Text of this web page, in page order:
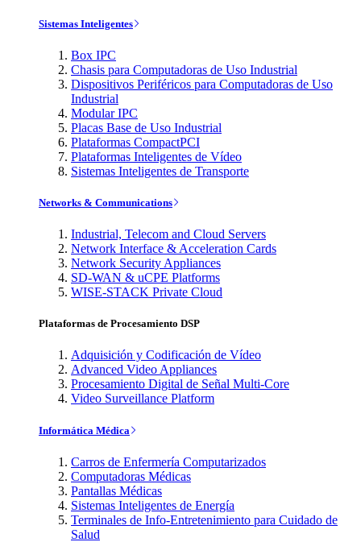
Sistemas Inteligentes
Box IPC
Chasis para Computadoras de Uso Industrial
Dispositivos Periféricos para Computadoras de Uso
Industrial
Modular IPC
Placas Base de Uso Industrial
Plataformas CompactPCI
Plataformas Inteligentes de Vídeo
Sistemas Inteligentes de Transporte
Networks & Communications
Industrial, Telecom and Cloud Servers
Network Interface & Acceleration Cards
Network Security Appliances
SD-WAN & uCPE Platforms
WISE-STACK Private Cloud
Plataformas de Procesamiento DSP
Adquisición y Codificación de Vídeo
Advanced Video Appliances
Procesamiento Digital de Señal Multi-Core
Video Surveillance Platform
Informática Médica
Carros de Enfermería Computarizados
Computadoras Médicas
Pantallas Médicas
Sistemas Inteligentes de Energía
Terminales de Info-Entretenimiento para Cuidado de
Salud